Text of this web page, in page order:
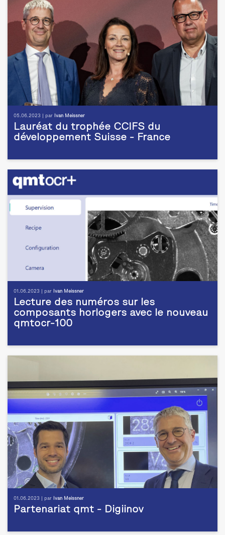
05.06.2023 | par Ivan Meissner
Lauréat du trophée CCIFS du
développement Suisse - France
01.06.2023 | par Ivan Meissner
Lecture des numéros sur les
composants horlogers avec le nouveau
qmtocr-100
01.06.2023 | par Ivan Meissner
Partenariat qmt - Digiinov